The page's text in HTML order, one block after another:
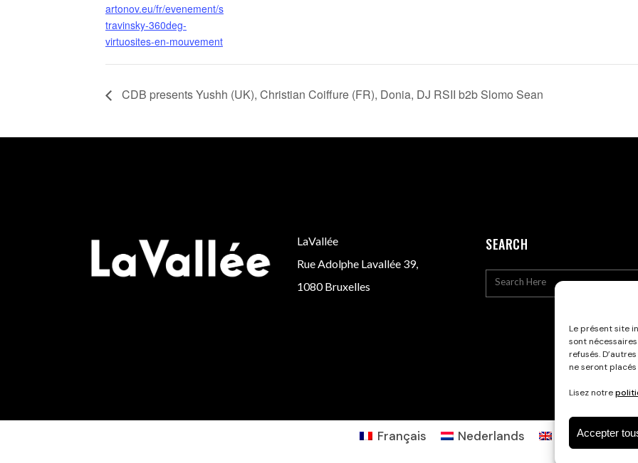
Le présent site
sont
refusés.
ne seront
Lisez notre
Accepter
artonov.eu/fr/evenement/s
travinsky-360deg-
virtuosites-en-mouvement
CDB presents Yushh (UK), Christian Coiffure (FR), Donia, DJ RSII b2b Slomo Sean
LaVallée
Rue Adolphe Lavallée 39,
1080 Bruxelles
SEARCH
Français Nederlands English